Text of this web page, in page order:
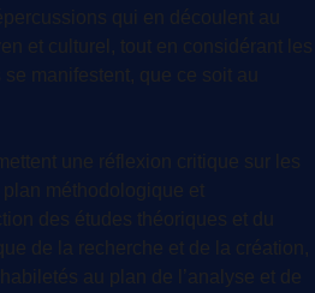
qui en découlent au
et culturel, tout en considérant les
manifestent, que ce soit au
une réflexion critique sur les
méthodologique et
des études théoriques et du
de la recherche et de la création,
au plan de l’analyse et de